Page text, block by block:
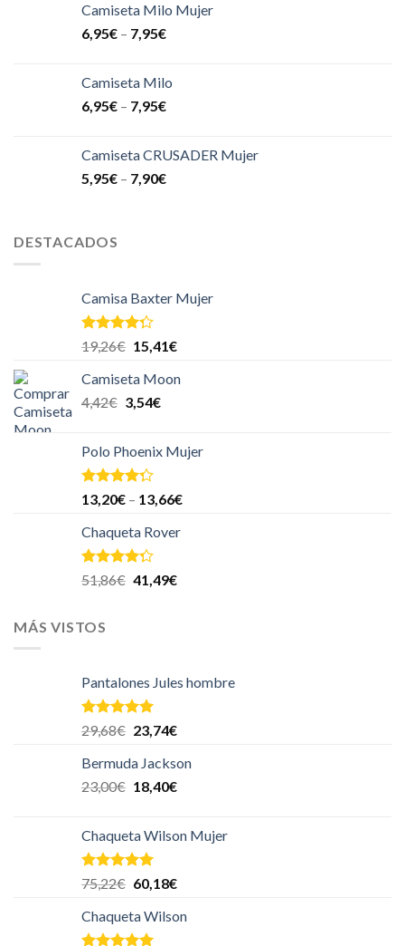
Camiseta Milo Mujer
6,95€ – 7,95€
Camiseta Milo
6,95€ – 7,95€
Camiseta CRUSADER Mujer
5,95€ – 7,90€
DESTACADOS
Camisa Baxter Mujer
Valorado
en
de 5
19,26€ 15,41€
Camiseta Moon
4,42€ 3,54€
Polo Phoenix Mujer
Valorado
en
de 5
13,20€ – 13,66€
Chaqueta Rover
Valorado
en
51,86€ 41,49€
MÁS VISTOS
Pantalones Jules hombre
Valorado en
5.00
29,68€ 23,74€
Bermuda Jackson
23,00€ 18,40€
Chaqueta Wilson Mujer
Valorado en
5.00
75,22€ 60,18€
Chaqueta Wilson